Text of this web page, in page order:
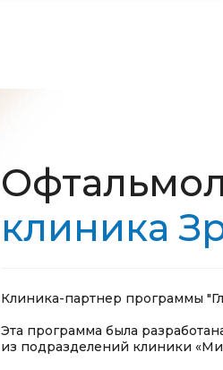
клиника
Клиника-партнер программы
Эта программа была
из подразделений клиники